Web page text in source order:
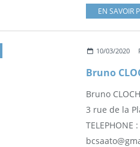
EN SAVOIR
10/03/2020
Bruno
Bruno
3 rue de la
TELEPHONE